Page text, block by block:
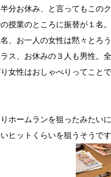
分お休み、と言ってもこの
の授業のところに振替が１名
、お一人の女性は黙々とろ
ス、お休みの３人も男性。
女性はおしゃべりってこと
ホームランを狙ったみたい
ヒットくらいを狙うそうです